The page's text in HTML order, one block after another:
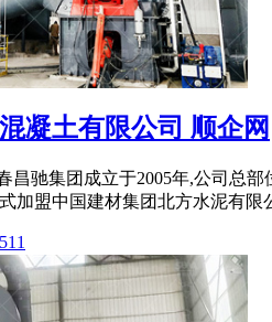
凝土有限公司 顺企网
昌驰集团成立于2005年,公司总
加盟中国建材集团北方水泥有限